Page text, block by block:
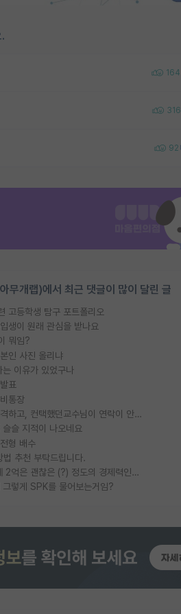
164
316
92
무개랩)에서 최근 댓글이 많이 달린 글
고등학생 탐구 포트폴리오
생이 원래 관심을 받나요
뭐임?
인 사진 올리냐
는 이유가 있었구나
표
통장
석박사 과정 합격하고, 컨택했던교수님이 연락이 안됩니다...
슬 지적이 나오네요
형 배수
추천 부탁드립니다.
박사진학하기에 2억은 괜찮은 (?) 정도의 경제력인가요
그렇게 SPK를 물어보는거임?